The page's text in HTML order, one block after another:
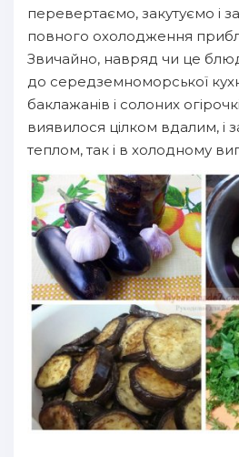
перевертаємо, закутуємо і
повного охолодження
Звичайно, навряд чи це
до середземноморської
баклажанів і солоних
виявилося цілком вдалим, і
теплом, так і в холодному